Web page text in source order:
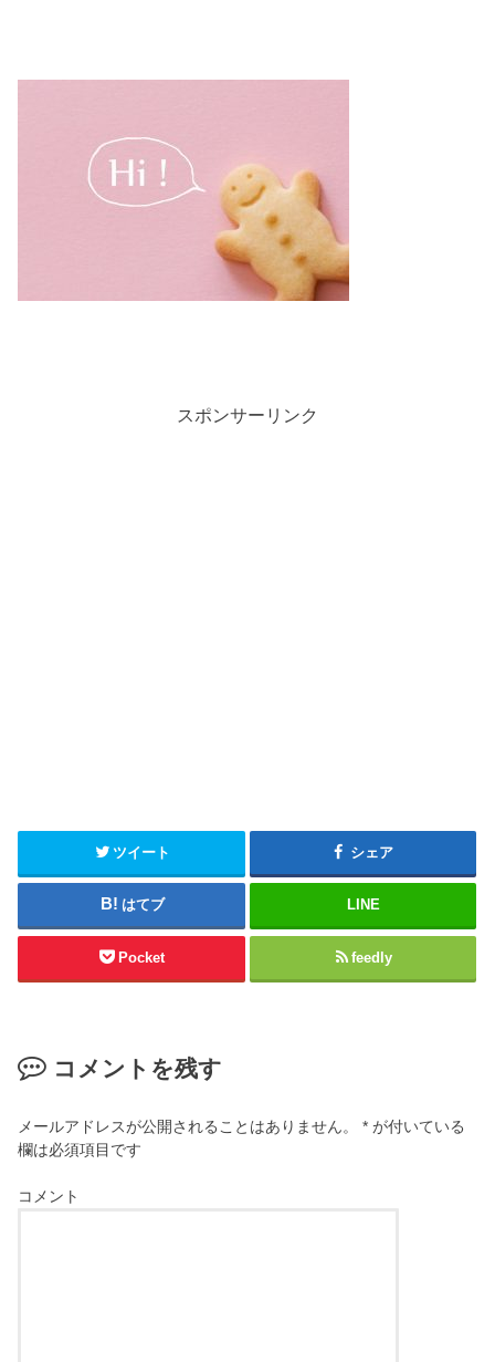
スポンサーリンク
ツイート シェア
はてブ LINE
Pocket feedly
コメントを残す
メールアドレスが公開されることはありません。 * が付いている
欄は必須項目です
コメント